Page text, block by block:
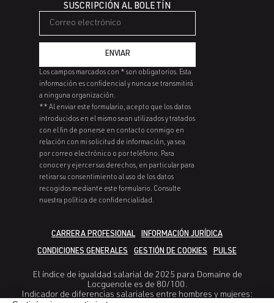
SUSCRIPCIÓN AL BOLETÍN
ENVIAR
Los campos marcados con * son obligatorios. Esta
información es confidencial y nunca se transmitirá
a ninguna organización.
** Al enviar este formulario, acepto que los datos
introducidos en el mismo sean utilizados y tratados
con el fin de ponerse en contacto conmigo en
relación con mi solicitud de información, ya sea
por correo electrónico o por teléfono. Para
conocer y ejercer sus derechos, en particular para
retirar su consentimiento al uso de los datos
recogidos mediante este formulario. Consulte
nuestra política de confidencialidad.
CARRERA PROFESIONAL INFORMACIÓN JURÍDICA
CONDICIONES GENERALES GESTIÓN DE COOKIES PULSE
El índice de igualdad salarial de 2025 para Domaine de
Locguenole es de 80/100.
Indicador de diferencias salariales entre hombres y mujeres: